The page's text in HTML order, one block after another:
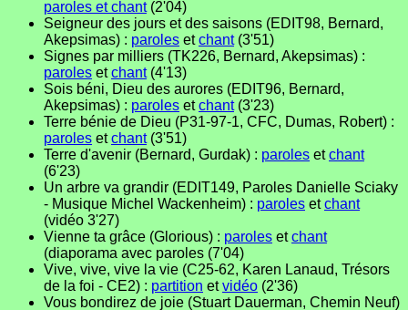
paroles et chant(2'04)
Seigneur des jours et des saisons (EDIT98, Bernard,
Akepsimas) : paroles etchant(3'51)
Signes par milliers (TK226, Bernard, Akepsimas) :
paroles etchant(4'13)
Sois béni, Dieu des aurores (EDIT96, Bernard,
Akepsimas) : paroles etchant(3'23)
Terre bénie de Dieu (P31-97-1, CFC, Dumas, Robert) :
paroles etchant(3'51)
Terre d'avenir (Bernard, Gurdak) : paroles etchant
(6'23)
Un arbre va grandir (EDIT149, Paroles Danielle Sciaky
- Musique Michel Wackenheim) : paroles etchant
(vidéo 3'27)
Vienne ta grâce (Glorious) : paroles etchant
(diaporama avec paroles (7'04)
Vive, vive, vive la vie (C25-62, Karen Lanaud, Trésors
de la foi - CE2) : partition etvidéo (2'36)
Vous bondirez de joie (Stuart Dauerman, Chemin Neuf)